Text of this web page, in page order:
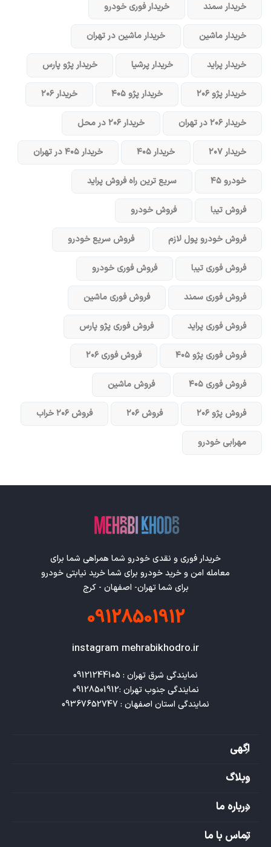
خریدار سمند خریدار فوری خودرو
خریدار ماشین خریدار ماشین در تهران
خریدار پراید خریدار پرشیا خریدار پژو پارس
خریدار پژو ۲۰۶ خریدار پژو ۴۰۵ خریدار ۲۰۶
خریدار ۲۰۶ در تهران خریدار ۲۰۶ در محل
خریدار ۲۰۷ خریدار ۴۰۵ خریدار ۴۰۵ در تهران
خودرو ۴۵ سریع ترین راه فروش پراید
فروش تیبا فروش خودرو
فروش خودرو پول لازم فروش سریع خودرو
فروش فوری تیبا فروش فوری خودرو
فروش فوری سمند فروش فوری ماشین
فروش فوری پراید فروش فوری پژو پارس
فروش فوری پژو ۴۰۵ فروش فوری ۲۰۶
فروش فوری ۴۰۵ فروش ماشین
فروش پژو ۲۰۶ فروش ۲۰۶ فروش ۲۰۶ خراب
مهرابی خودرو
خریدار فوری و نقدی خودرو شما همراهی شما برای
معامله امن و خرید خودرو برای شما خرید نیابتی خودرو
برای شما تهران- اصفهان - کرج
09128501912
instagram mehrabikhodro.ir
نمایندگی استان اصفهان : 09367652747
اگهی
وبلاگ
درباره ما
تماس با ما